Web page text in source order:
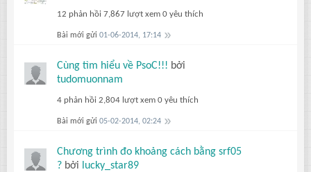
12 phản hồi 7,867 lượt xem 0 yêu thích
Bài mới gửi 01-06-2014, 17:14
Cùng tìm hiểu về PsoC!!! bởi
tudomuonnam
4 phản hồi 2,804 lượt xem 0 yêu thích
Bài mới gửi 05-02-2014, 02:24
Chương trình đo khoảng cách bằng srf05
? bởi lucky_star89